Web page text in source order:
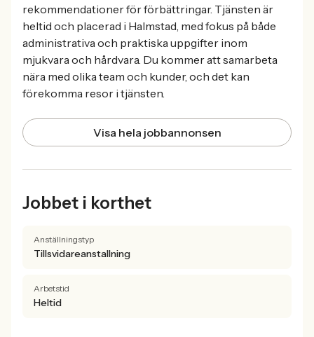
rekommendationer för förbättringar. Tjänsten är
heltid och placerad i Halmstad, med fokus på både
administrativa och praktiska uppgifter inom
mjukvara och hårdvara. Du kommer att samarbeta
nära med olika team och kunder, och det kan
förekomma resor i tjänsten.
Visa hela jobbannonsen
Jobbet i korthet
Anställningstyp
Tillsvidareanstallning
Arbetstid
Heltid